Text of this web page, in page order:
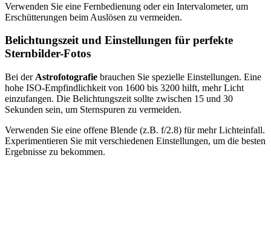
Verwenden Sie eine Fernbedienung oder ein Intervalometer, um
Erschütterungen beim Auslösen zu vermeiden.
Belichtungszeit und Einstellungen für perfekte
Sternbilder-Fotos
Bei der Astrofotografie brauchen Sie spezielle Einstellungen. Eine
hohe ISO-Empfindlichkeit von 1600 bis 3200 hilft, mehr Licht
einzufangen. Die Belichtungszeit sollte zwischen 15 und 30
Sekunden sein, um Sternspuren zu vermeiden.
Verwenden Sie eine offene Blende (z.B. f/2.8) für mehr Lichteinfall.
Experimentieren Sie mit verschiedenen Einstellungen, um die besten
Ergebnisse zu bekommen.